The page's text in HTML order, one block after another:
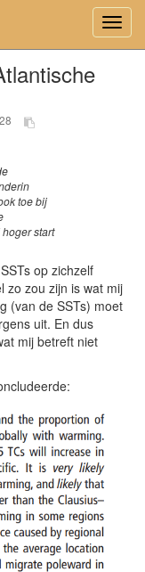
toe bij
start
op zichzelf
zo zou zijn is wat mij
(van de SSTs) moet
uit. En dus
mij betreft niet